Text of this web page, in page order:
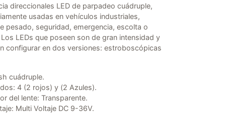
direccionales LED de parpadeo cuádruple,
usadas en vehículos industriales,
pesado, seguridad, emergencia, escolta o
LEDs que poseen son de gran intensidad y
configurar en dos versiones: estroboscópicas
cuádruple.
4 (2 rojos) y (2 Azules).
del lente: Transparente.
Multi Voltaje DC 9-36V.